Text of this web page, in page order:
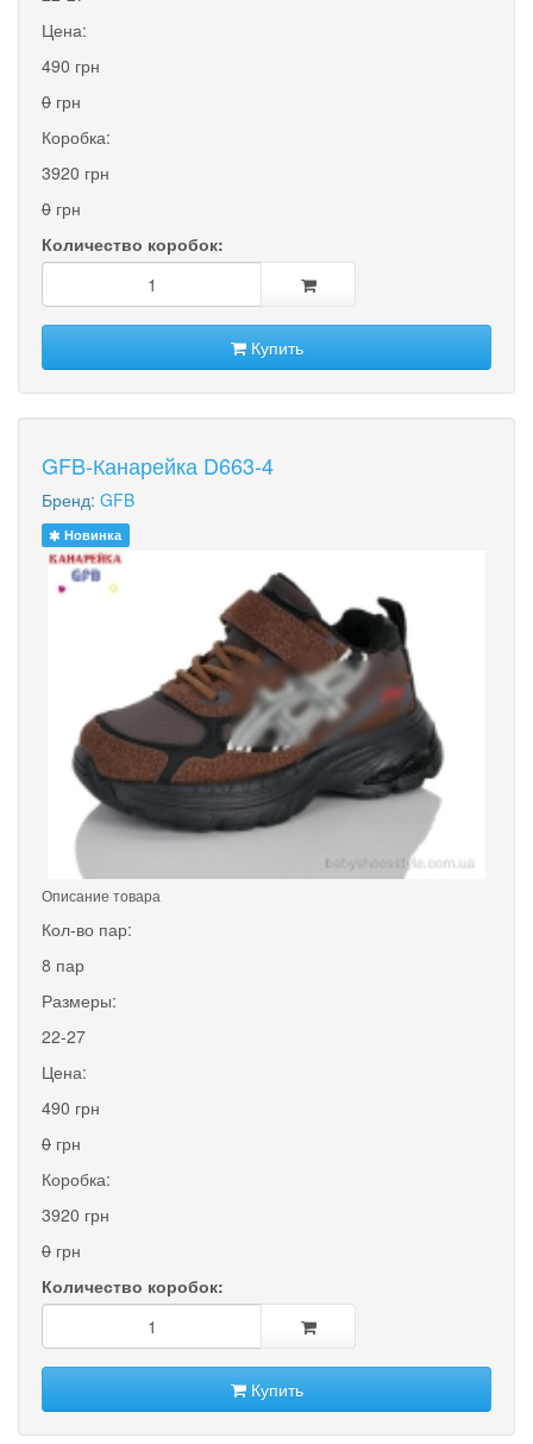
Цена:
490 грн
0 грн
Коробка:
3920 грн
0 грн
Количество коробок:
Купить
GFB-Канарейка D663-4
Бренд: GFB
Новинка
Описание товара
Кол-во пар:
8 пар
Размеры:
22-27
Цена:
490 грн
0 грн
Коробка:
3920 грн
0 грн
Количество коробок:
Купить